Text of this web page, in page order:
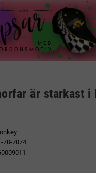
är starkast i
70-7074